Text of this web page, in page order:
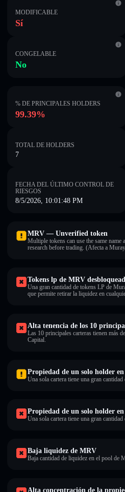
MODIFICABLE
Sí
CONGELABLE
No
% DE PRINCIPALES HOLDERS
99.39%
TOTAL DE HOLDERS
7
FECHA DEL ÚLTIMO CONTROL DE
RIESGOS
8/5/2026, 10:01:48 PM
MRV — Unverified token
Multiple tokens can use the same
research before trading. (Afecta a
Tokens lp de MRV
Una gran cantidad de tokens LP de
que permite retirar la liquidez en
Alta tenencia de los 10
Las 10 principales carteras tienen más
Capital.
Propiedad de un solo holder
Una sola cartera tiene una gran
Propiedad de un solo holder
Una sola cartera tiene una gran
Baja liquidez de MRV
Baja cantidad de liquidez en el pool de
Alta concentración de la